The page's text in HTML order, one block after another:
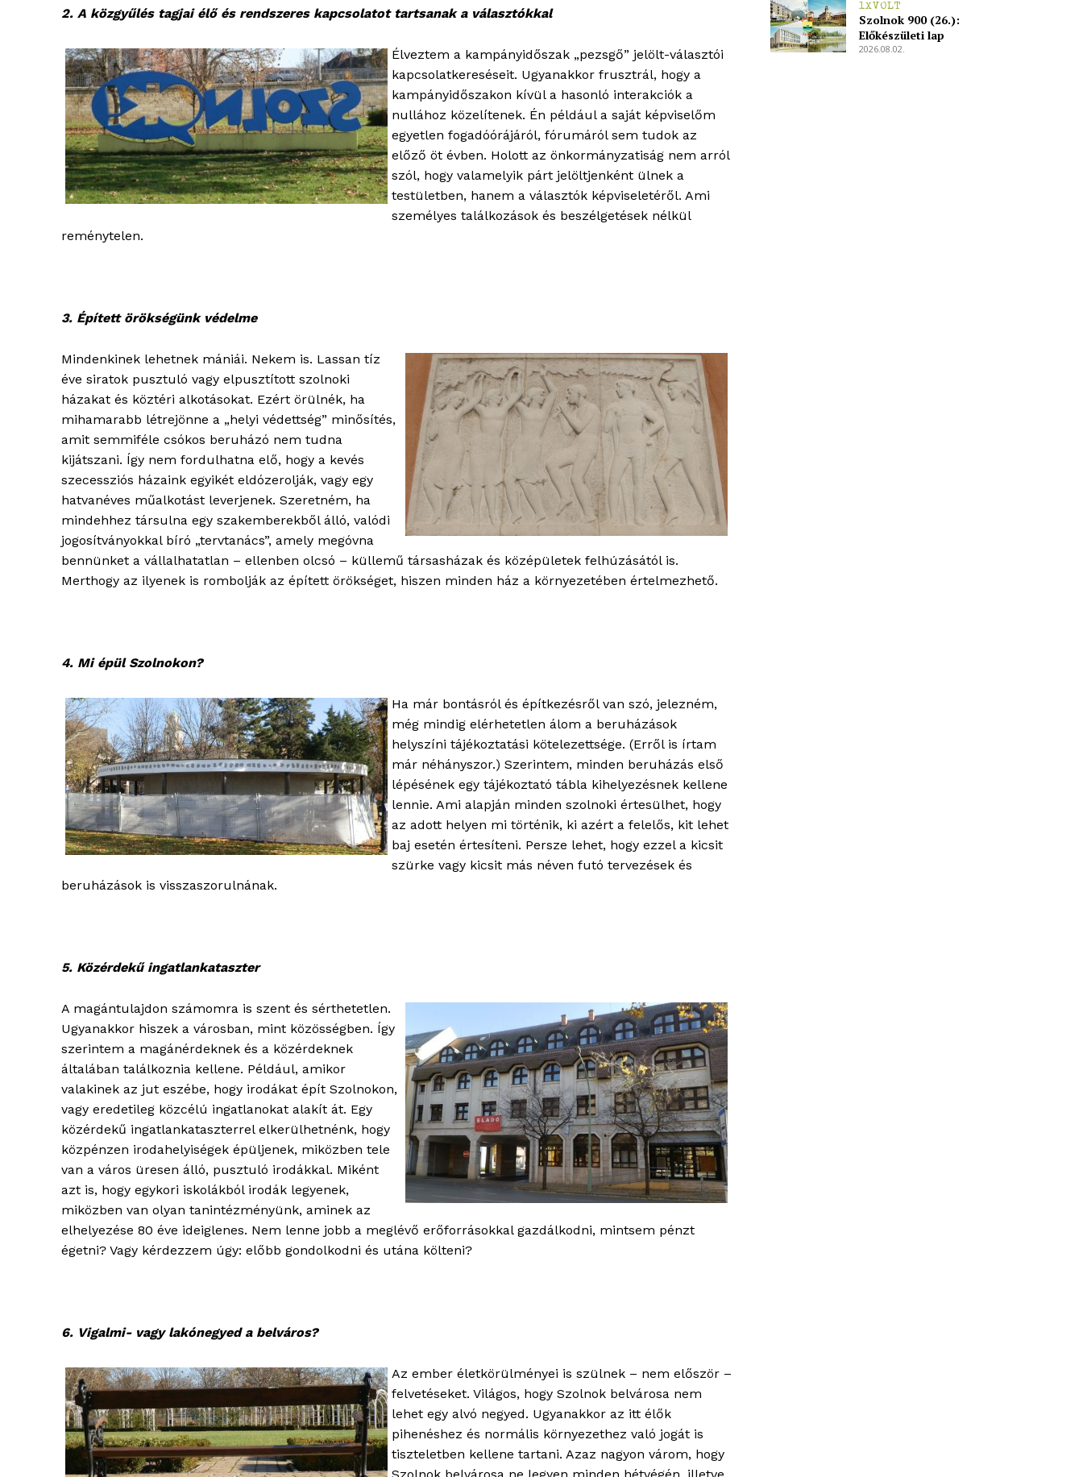
ELŐFIZETÉS
bSZ fiók
Előfizetés
Kapcsolat
Adatkezelési tájékoztató
Hirdetés
2. A közgyűlés tagjai élő és rendszeres kapcsolatot tartsanak a választókkal
Élveztem a kampányidőszak „pezsgő” jelölt-választói
kapcsolatkereséseit. Ugyanakkor frusztrál, hogy a
kampányidőszakon kívül a hasonló interakciók a
nullához közelítenek. Én például a saját képviselőm
egyetlen fogadóórájáról, fórumáról sem tudok az
előző öt évben. Holott az önkormányzatiság nem arról
szól, hogy valamelyik párt jelöltjenként ülnek a
testületben, hanem a választók képviseletéről. Ami
személyes találkozások és beszélgetések nélkül
reménytelen.
3. Épített örökségünk védelme
Mindenkinek lehetnek mániái. Nekem is. Lassan tíz
éve siratok pusztuló vagy elpusztított szolnoki
házakat és köztéri alkotásokat. Ezért örülnék, ha
mihamarabb létrejönne a „helyi védettség” minősítés,
amit semmiféle csókos beruházó nem tudna
kijátszani. Így nem fordulhatna elő, hogy a kevés
szecessziós házaink egyikét eldózerolják, vagy egy
hatvanéves műalkotást leverjenek. Szeretném, ha
mindehhez társulna egy szakemberekből álló, valódi
jogosítványokkal bíró „tervtanács”, amely megóvna
bennünket a vállalhatatlan – ellenben olcsó – küllemű társasházak és középületek felhúzásától is.
Merthogy az ilyenek is rombolják az épített örökséget, hiszen minden ház a környezetében értelmezhető.
4. Mi épül Szolnokon?
Ha már bontásról és építkezésről van szó, jelezném,
még mindig elérhetetlen álom a beruházások
helyszíni tájékoztatási kötelezettsége. (Erről is írtam
már néhányszor.) Szerintem, minden beruházás első
lépésének egy tájékoztató tábla kihelyezésnek kellene
lennie. Ami alapján minden szolnoki értesülhet, hogy
az adott helyen mi történik, ki azért a felelős, kit lehet
baj esetén értesíteni. Persze lehet, hogy ezzel a kicsit
szürke vagy kicsit más néven futó tervezések és
beruházások is visszaszorulnának.
5. Közérdekű ingatlankataszter
A magántulajdon számomra is szent és sérthetetlen.
Ugyanakkor hiszek a városban, mint közösségben. Így
szerintem a magánérdeknek és a közérdeknek
általában találkoznia kellene. Például, amikor
valakinek az jut eszébe, hogy irodákat épít Szolnokon,
vagy eredetileg közcélú ingatlanokat alakít át. Egy
közérdekű ingatlankataszterrel elkerülhetnénk, hogy
közpénzen irodahelyiségek épüljenek, miközben tele
van a város üresen álló, pusztuló irodákkal. Miként
azt is, hogy egykori iskolákból irodák legyenek,
miközben van olyan tanintézményünk, aminek az
elhelyezése 80 éve ideiglenes. Nem lenne jobb a meglévő erőforrásokkal gazdálkodni, mintsem pénzt
égetni? Vagy kérdezzem úgy: előbb gondolkodni és utána költeni?
6. Vigalmi- vagy lakónegyed a belváros?
Az ember életkörülményei is szülnek – nem először –
felvetéseket. Világos, hogy Szolnok belvárosa nem
lehet egy alvó negyed. Ugyanakkor az itt élők
pihenéshez és normális környezethez való jogát is
tiszteletben kellene tartani. Azaz nagyon várom, hogy
1XVOLT
Szolnok 900 (26.):
Előkészületi lap
2026.08.02.